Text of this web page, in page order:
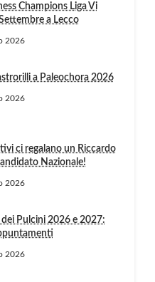
Champions Liga Vi
a Lecco
2026
a Paleochora 2026
2026
ci regalano un Riccardo
Nazionale!
2026
dei Pulcini 2026 e 2027:
2026